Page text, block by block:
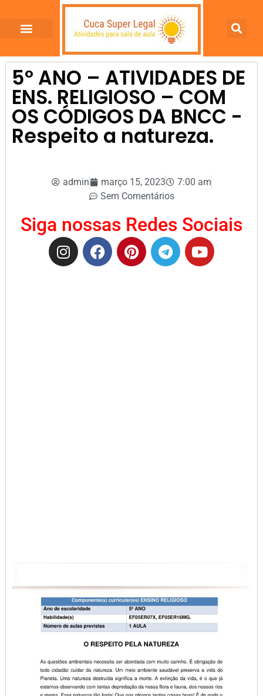
5º ANO – ATIVIDADES DE
ENS. RELIGIOSO – COM
OS CÓDIGOS DA BNCC -
Respeito a natureza.
admin março 15, 2023
7:00 am
Sem Comentários
Siga nossas Redes Sociais